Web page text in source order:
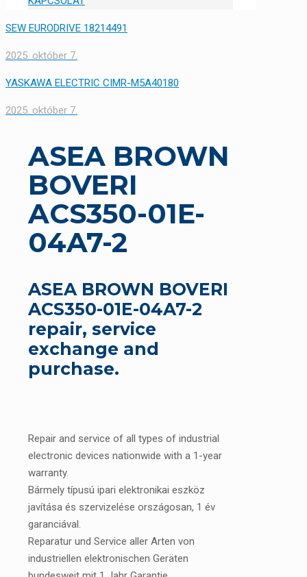
SEW EURODRIVE 18214491
2025. október 7.
YASKAWA ELECTRIC CIMR-M5A40180
2025. október 7.
ASEA BROWN
BOVERI
ACS350-01E-
04A7-2
ASEA BROWN BOVERI
ACS350-01E-04A7-2
repair, service
exchange and
purchase.
Repair and service of all types of industrial
electronic devices nationwide with a 1-year
warranty.
Bármely típusú ipari elektronikai eszköz
javítása és szervizelése országosan, 1 év
garanciával.
Reparatur und Service aller Arten von
industriellen elektronischen Geräten